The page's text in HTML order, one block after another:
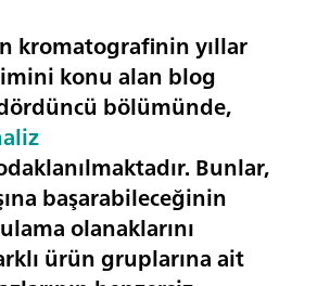
kromatografinin yıllar
konu alan blog
bölümünde,
Bunlar,
başarabileceğinin
olanaklarını
ürün gruplarına ait